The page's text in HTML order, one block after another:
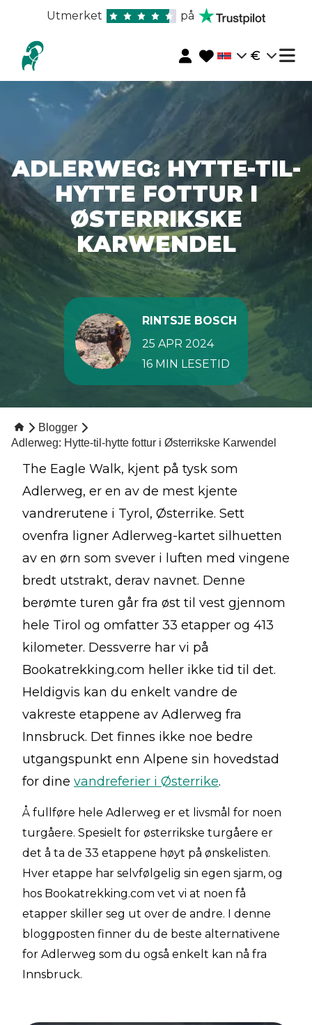
Utmerket på
€
ADLERWEG: HYTTE-TIL-
HYTTE FOTTUR I
ØSTERRIKSKE
KARWENDEL
RINTSJE BOSCH
25 APR 2024
16 MIN LESETID
Blogger
Adlerweg: Hytte-til-hytte fottur i Østerrikske Karwendel
The Eagle Walk, kjent på tysk som
Adlerweg, er en av de mest kjente
vandrerutene i Tyrol, Østerrike. Sett
ovenfra ligner Adlerweg-kartet silhuetten
av en ørn som svever i luften med vingene
bredt utstrakt, derav navnet. Denne
berømte turen går fra øst til vest gjennom
hele Tirol og omfatter 33 etapper og 413
kilometer. Dessverre har vi på
Bookatrekking.com heller ikke tid til det.
Heldigvis kan du enkelt vandre de
vakreste etappene av Adlerweg fra
Innsbruck. Det finnes ikke noe bedre
utgangspunkt enn Alpene sin hovedstad
for dine vandreferier i Østerrike.
Å fullføre hele Adlerweg er et livsmål for noen
turgåere. Spesielt for østerrikske turgåere er
det å ta de 33 etappene høyt på ønskelisten.
Hver etappe har selvfølgelig sin egen sjarm, og
hos Bookatrekking.com vet vi at noen få
etapper skiller seg ut over de andre. I denne
bloggposten finner du de beste alternativene
for Adlerweg som du også enkelt kan nå fra
Innsbruck.